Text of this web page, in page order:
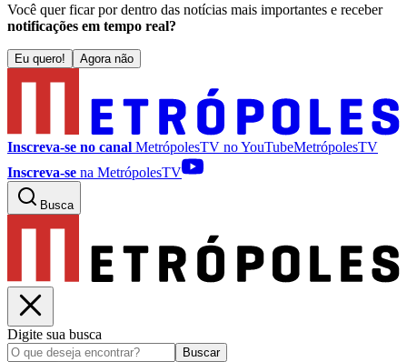
Você quer ficar por dentro das notícias mais importantes e receber
notificações em tempo real?
Eu quero! Agora não
Inscreva-se no canal MetrópolesTV noYouTubeMetrópolesTV
Inscreva-se na MetrópolesTV
Busca
Digite sua busca
Buscar